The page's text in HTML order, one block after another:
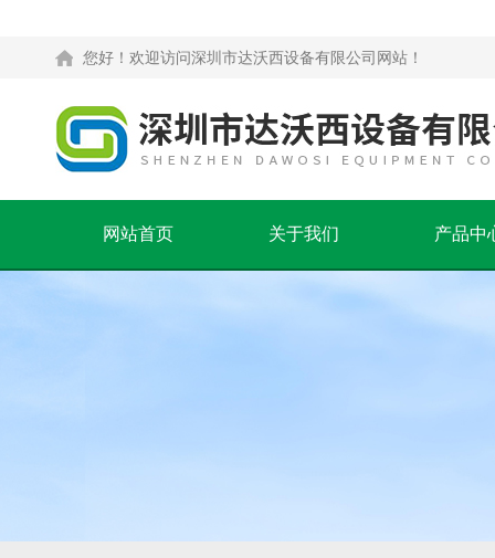
您好！欢迎访问深圳市达沃西设备有限公司网站！
网站首页 关于我们 产品中